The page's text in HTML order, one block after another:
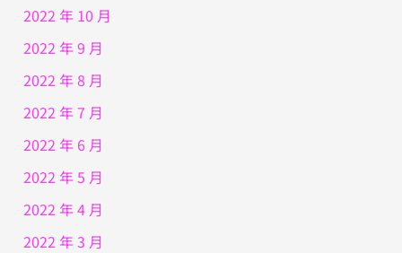
2022 年 10 月
2022 年 9 月
2022 年 8 月
2022 年 7 月
2022 年 6 月
2022 年 5 月
2022 年 4 月
2022 年 3 月